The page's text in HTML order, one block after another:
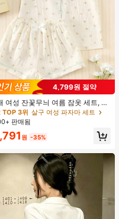
4,799원 절약
여성 잔꽃무늬 여름 잠옷 세트, 반
튼업 셔츠 및 반바지, 캐주얼 라
웨어
TOP 3위 살구 여성 파자마 세트
판매됨
원 -35%